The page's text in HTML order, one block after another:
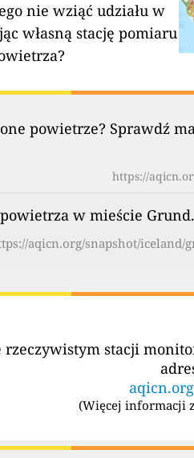
nie wziąć udziału w
własną stację pomiaru
powietrze? Sprawdź
https://
powietrza w mieście
aqicn.org/snapshot/iceland/
rzeczywistym stacji
(Więcej informacji